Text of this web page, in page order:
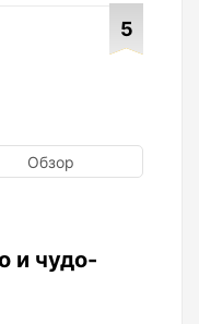
5
Обзор
и чудо-